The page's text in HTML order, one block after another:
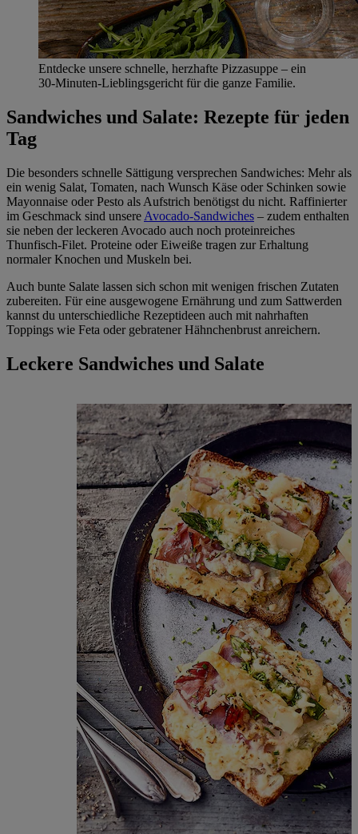
Entdecke unsere schnelle, herzhafte Pizzasuppe – ein
30‑Minuten‑Lieblingsgericht für die ganze Familie.
Sandwiches und Salate: Rezepte für jeden
Tag
Die besonders schnelle Sättigung versprechen Sandwiches: Mehr als
ein wenig Salat, Tomaten, nach Wunsch Käse oder Schinken sowie
Mayonnaise oder Pesto als Aufstrich benötigst du nicht. Raffinierter
im Geschmack sind unsere Avocado-Sandwiches – zudem enthalten
sie neben der leckeren Avocado auch noch proteinreiches
Thunfisch-Filet. Proteine oder Eiweiße tragen zur Erhaltung
normaler Knochen und Muskeln bei.
Auch bunte Salate lassen sich schon mit wenigen frischen Zutaten
zubereiten. Für eine ausgewogene Ernährung und zum Sattwerden
kannst du unterschiedliche Rezeptideen auch mit nahrhaften
Toppings wie Feta oder gebratener Hähnchenbrust anreichern.
Leckere Sandwiches und Salate